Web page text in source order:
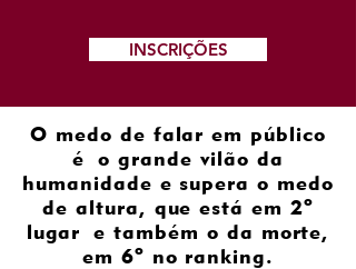
INSCRIÇÕES
O medo de falar em público
é o grande vilão da
humanidade e supera o medo
de altura, que está em 2º
lugar e também o da morte,
em 6º no ranking.